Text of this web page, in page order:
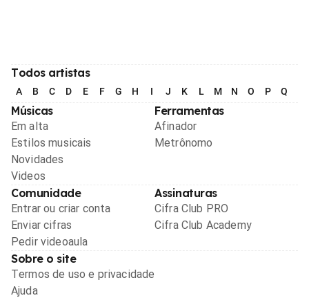
Todos artistas
A B C D E F G H I J K L M N O P Q
Músicas
Em alta
Estilos musicais
Novidades
Videos
Ferramentas
Afinador
Metrônomo
Comunidade
Entrar ou criar conta
Enviar cifras
Pedir videoaula
Assinaturas
Cifra Club PRO
Cifra Club Academy
Sobre o site
Termos de uso e privacidade
Ajuda